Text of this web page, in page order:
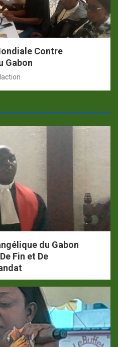
Contre
Gabon
du Gabon
Fin et De